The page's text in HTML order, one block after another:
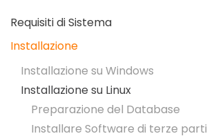
Requisiti di Sistema
Installazione
Installazione su Windows
Installazione su Linux
Preparazione del Database
Installare Software di terze parti